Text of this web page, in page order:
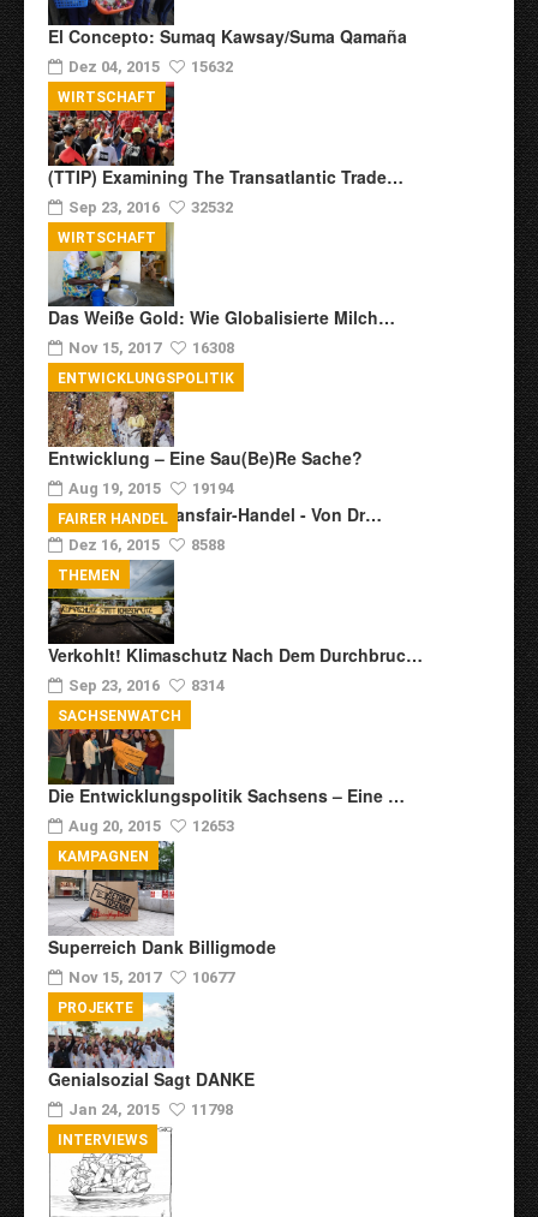
El Concepto: Sumaq Kawsay/Suma Qamaña
Dez 04, 2015 15632
(TTIP) Examining The Transatlantic Trade…
Sep 23, 2016 32532
WIRTSCHAFT
Das Weiße Gold: Wie Globalisierte Milch…
Nov 15, 2017 16308
WIRTSCHAFT
Entwicklung – Eine Sau(be)re Sache?
Aug 19, 2015 19194
ENTWICKLUNGSPOLITIK
Zur Kritik Am Transfair-Handel - Von Dr…
Dez 16, 2015 8588
FAIRER HANDEL
Verkohlt! Klimaschutz Nach Dem Durchbruc…
Sep 23, 2016 8314
THEMEN
Die Entwicklungspolitik Sachsens – Eine …
Aug 20, 2015 12653
SACHSENWATCH
Superreich Dank Billigmode
Nov 15, 2017 10677
KAMPAGNEN
Genialsozial Sagt DANKE
Jan 24, 2015 11798
PROJEKTE
INTERVIEWS